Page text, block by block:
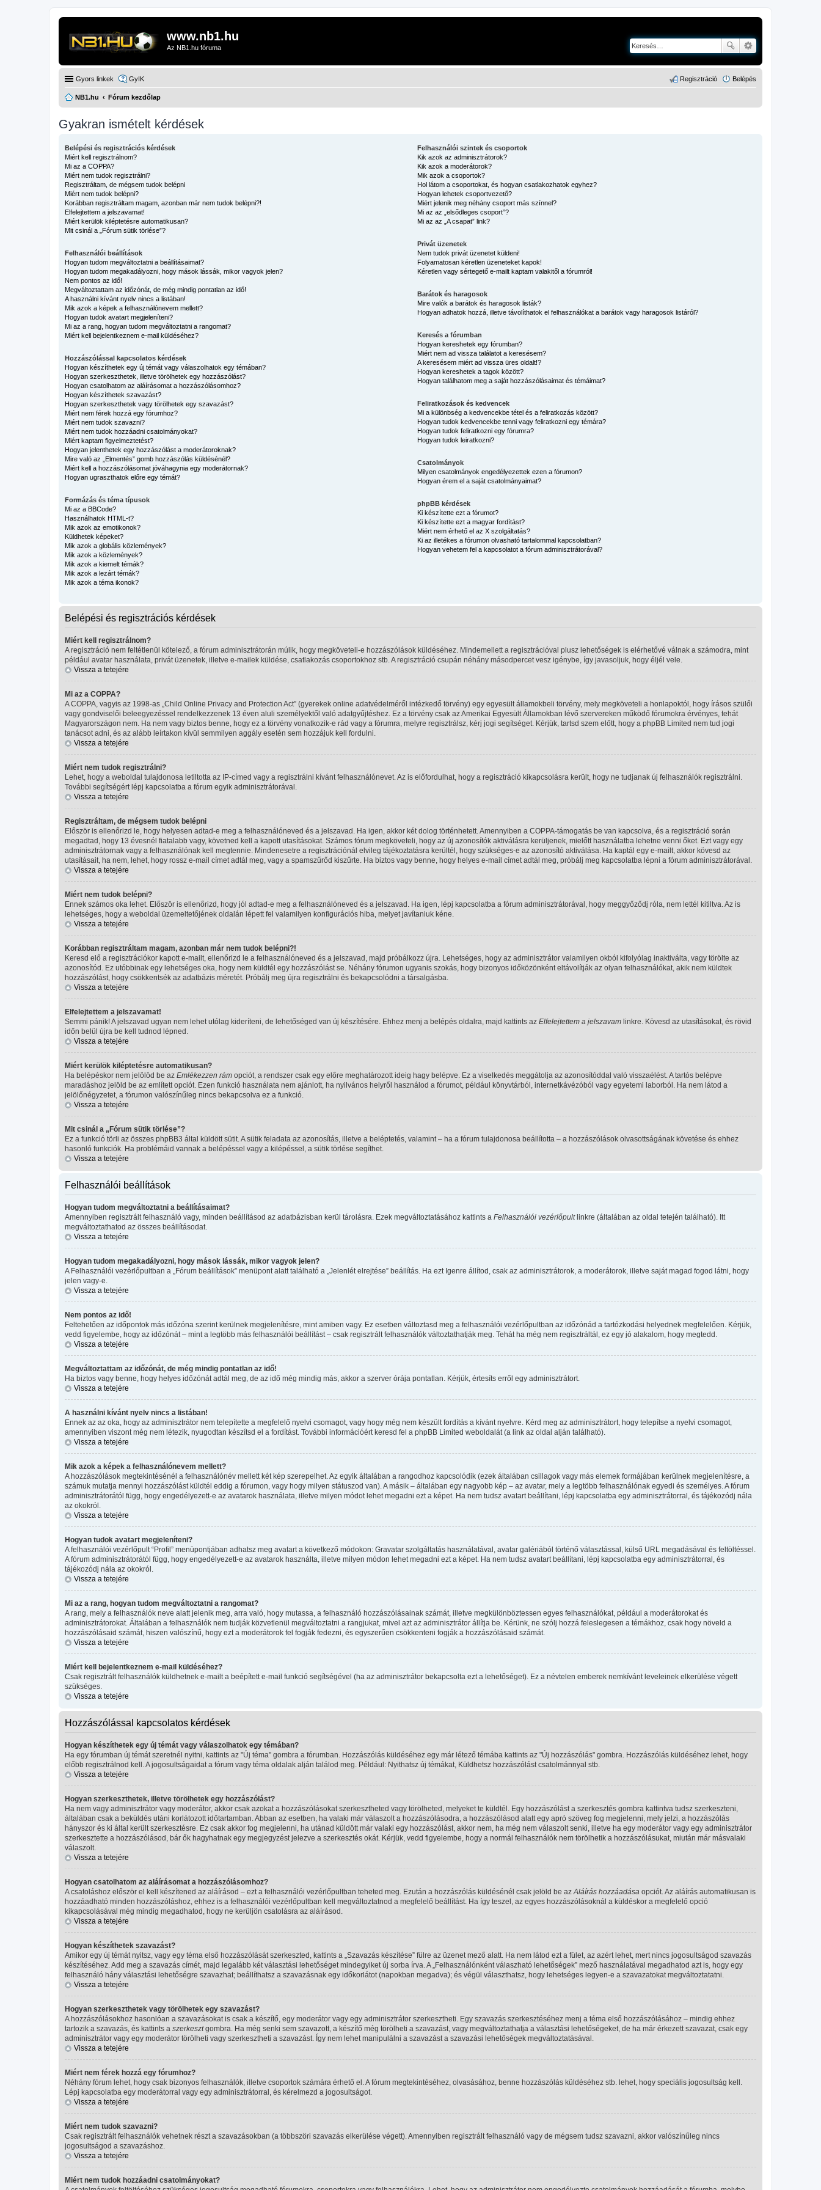
www.nb1.hu
Az NB1.hu fóruma
Gyors linkek GyIK Belépés
Regisztráció
NB1.hu Fórum kezdőlap
Gyakran ismételt kérdések
Belépési és regisztrációs kérdések
Miért kell regisztrálnom?
Mi az a COPPA?
Miért nem tudok regisztrálni?
Regisztráltam, de mégsem tudok belépni
Miért nem tudok belépni?
Korábban regisztráltam magam, azonban már nem tudok belépni?!
Elfelejtettem a jelszavamat!
Miért kerülök kiléptetésre automatikusan?
Mit csinál a „Fórum sütik törlése”?
Felhasználói beállítások
Hogyan tudom megváltoztatni a beállításaimat?
Hogyan tudom megakadályozni, hogy mások lássák, mikor vagyok jelen?
Nem pontos az idő!
Megváltoztattam az időzónát, de még mindig pontatlan az idő!
A használni kívánt nyelv nincs a listában!
Mik azok a képek a felhasználónevem mellett?
Hogyan tudok avatart megjeleníteni?
Mi az a rang, hogyan tudom megváltoztatni a rangomat?
Miért kell bejelentkeznem e-mail küldéséhez?
Hozzászólással kapcsolatos kérdések
Hogyan készíthetek egy új témát vagy válaszolhatok egy témában?
Hogyan szerkeszthetek, illetve törölhetek egy hozzászólást?
Hogyan csatolhatom az aláírásomat a hozzászólásomhoz?
Hogyan készíthetek szavazást?
Hogyan szerkeszthetek vagy törölhetek egy szavazást?
Miért nem férek hozzá egy fórumhoz?
Miért nem tudok szavazni?
Miért nem tudok hozzáadni csatolmányokat?
Miért kaptam figyelmeztetést?
Hogyan jelenthetek egy hozzászólást a moderátoroknak?
Mire való az „Elmentés” gomb hozzászólás küldésénél?
Miért kell a hozzászólásomat jóváhagynia egy moderátornak?
Hogyan ugraszthatok előre egy témát?
Formázás és téma típusok
Mi az a BBCode?
Használhatok HTML-t?
Mik azok az emotikonok?
Küldhetek képeket?
Mik azok a globális közlemények?
Mik azok a közlemények?
Mik azok a kiemelt témák?
Mik azok a lezárt témák?
Mik azok a téma ikonok?
Felhasználói szintek és csoportok
Kik azok az adminisztrátorok?
Kik azok a moderátorok?
Mik azok a csoportok?
Hol látom a csoportokat, és hogyan csatlakozhatok egyhez?
Hogyan lehetek csoportvezető?
Miért jelenik meg néhány csoport más színnel?
Mi az az „elsődleges csoport”?
Mi az az „A csapat” link?
Privát üzenetek
Nem tudok privát üzenetet küldeni!
Folyamatosan kéretlen üzeneteket kapok!
Kéretlen vagy sértegető e-mailt kaptam valakitől a fórumról!
Barátok és haragosok
Mire valók a barátok és haragosok listák?
Hogyan adhatok hozzá, illetve távolíthatok el felhasználókat a barátok vagy haragosok listáról?
Keresés a fórumban
Hogyan kereshetek egy fórumban?
Miért nem ad vissza találatot a keresésem?
A keresésem miért ad vissza üres oldalt!?
Hogyan kereshetek a tagok között?
Hogyan találhatom meg a saját hozzászólásaimat és témáimat?
Feliratkozások és kedvencek
Mi a különbség a kedvencekbe tétel és a feliratkozás között?
Hogyan tudok kedvencekbe tenni vagy feliratkozni egy témára?
Hogyan tudok feliratkozni egy fórumra?
Hogyan tudok leiratkozni?
Csatolmányok
Milyen csatolmányok engedélyezettek ezen a fórumon?
Hogyan érem el a saját csatolmányaimat?
phpBB kérdések
Ki készítette ezt a fórumot?
Ki készítette ezt a magyar fordítást?
Miért nem érhető el az X szolgáltatás?
Ki az illetékes a fórumon olvasható tartalommal kapcsolatban?
Hogyan vehetem fel a kapcsolatot a fórum adminisztrátorával?
Belépési és regisztrációs kérdések
Miért kell regisztrálnom?
A regisztráció nem feltétlenül kötelező, a fórum adminisztrátorán múlik, hogy megköveteli-e hozzászólások küldéséhez. Mindemellett a regisztrációval plusz lehetőségek is elérhetővé válnak a számodra, mint
például avatar használata, privát üzenetek, illetve e-mailek küldése, csatlakozás csoportokhoz stb. A regisztráció csupán néhány másodpercet vesz igénybe, így javasoljuk, hogy éljél vele.
Vissza a tetejére
Mi az a COPPA?
A COPPA, vagyis az 1998-as „Child Online Privacy and Protection Act” (gyerekek online adatvédelméről intézkedő törvény) egy egyesült államokbeli törvény, mely megköveteli a honlapoktól, hogy írásos szülői
vagy gondviselői beleegyezéssel rendelkezzenek 13 éven aluli személyektől való adatgyűjtéshez. Ez a törvény csak az Amerikai Egyesült Államokban lévő szervereken működő fórumokra érvényes, tehát
Magyarországon nem. Ha nem vagy biztos benne, hogy ez a törvény vonatkozik-e rád vagy a fórumra, melyre regisztrálsz, kérj jogi segítséget. Kérjük, tartsd szem előtt, hogy a phpBB Limited nem tud jogi
tanácsot adni, és az alább leírtakon kívül semmilyen aggály esetén sem hozzájuk kell fordulni.
Vissza a tetejére
Miért nem tudok regisztrálni?
Lehet, hogy a weboldal tulajdonosa letiltotta az IP-címed vagy a regisztrálni kívánt felhasználónevet. Az is előfordulhat, hogy a regisztráció kikapcsolásra került, hogy ne tudjanak új felhasználók regisztrálni.
További segítségért lépj kapcsolatba a fórum egyik adminisztrátorával.
Vissza a tetejére
Regisztráltam, de mégsem tudok belépni
Először is ellenőrizd le, hogy helyesen adtad-e meg a felhasználóneved és a jelszavad. Ha igen, akkor két dolog történhetett. Amennyiben a COPPA-támogatás be van kapcsolva, és a regisztráció során
megadtad, hogy 13 évesnél fiatalabb vagy, követned kell a kapott utasításokat. Számos fórum megköveteli, hogy az új azonosítók aktiválásra kerüljenek, mielőtt használatba lehetne venni őket. Ezt vagy egy
adminisztrátornak vagy a felhasználónak kell megtennie. Mindenesetre a regisztrációnál elvileg tájékoztatásra kerültél, hogy szükséges-e az azonosító aktiválása. Ha kaptál egy e-mailt, akkor kövesd az
utasításait, ha nem, lehet, hogy rossz e-mail címet adtál meg, vagy a spamszűrőd kiszűrte. Ha biztos vagy benne, hogy helyes e-mail címet adtál meg, próbálj meg kapcsolatba lépni a fórum adminisztrátorával.
Vissza a tetejére
Miért nem tudok belépni?
Ennek számos oka lehet. Először is ellenőrizd, hogy jól adtad-e meg a felhasználóneved és a jelszavad. Ha igen, lépj kapcsolatba a fórum adminisztrátorával, hogy meggyőződj róla, nem lettél kitiltva. Az is
lehetséges, hogy a weboldal üzemeltetőjének oldalán lépett fel valamilyen konfigurációs hiba, melyet javítaniuk kéne.
Vissza a tetejére
Korábban regisztráltam magam, azonban már nem tudok belépni?!
Keresd elő a regisztrációkor kapott e-mailt, ellenőrizd le a felhasználóneved és a jelszavad, majd próbálkozz újra. Lehetséges, hogy az adminisztrátor valamilyen okból kifolyólag inaktiválta, vagy törölte az
azonosítód. Ez utóbbinak egy lehetséges oka, hogy nem küldtél egy hozzászólást se. Néhány fórumon ugyanis szokás, hogy bizonyos időközönként eltávolítják az olyan felhasználókat, akik nem küldtek
hozzászólást, hogy csökkentsék az adatbázis méretét. Próbálj meg újra regisztrálni és bekapcsolódni a társalgásba.
Vissza a tetejére
Elfelejtettem a jelszavamat!
Semmi pánik! A jelszavad ugyan nem lehet utólag kideríteni, de lehetőséged van új készítésére. Ehhez menj a belépés oldalra, majd kattints az Elfelejtettem a jelszavam linkre. Kövesd az utasításokat, és rövid
időn belül újra be kell tudnod lépned.
Vissza a tetejére
Miért kerülök kiléptetésre automatikusan?
Ha belépéskor nem jelölöd be az Emlékezzen rám opciót, a rendszer csak egy előre meghatározott ideig hagy belépve. Ez a viselkedés meggátolja az azonosítóddal való visszaélést. A tartós belépve
maradáshoz jelöld be az említett opciót. Ezen funkció használata nem ajánlott, ha nyilvános helyről használod a fórumot, például könyvtárból, internetkávézóból vagy egyetemi laborból. Ha nem látod a
jelölőnégyzetet, a fórumon valószínűleg nincs bekapcsolva ez a funkció.
Vissza a tetejére
Mit csinál a „Fórum sütik törlése”?
Ez a funkció törli az összes phpBB3 által küldött sütit. A sütik feladata az azonosítás, illetve a beléptetés, valamint – ha a fórum tulajdonosa beállította – a hozzászólások olvasottságának követése és ehhez
hasonló funkciók. Ha problémáid vannak a belépéssel vagy a kilépéssel, a sütik törlése segíthet.
Vissza a tetejére
Felhasználói beállítások
Hogyan tudom megváltoztatni a beállításaimat?
Amennyiben regisztrált felhasználó vagy, minden beállításod az adatbázisban kerül tárolásra. Ezek megváltoztatásához kattints a Felhasználói vezérlőpultlinkre (általában az oldal tetején található). Itt
megváltoztathatod az összes beállításodat.
Vissza a tetejére
Hogyan tudom megakadályozni, hogy mások lássák, mikor vagyok jelen?
A Felhasználói vezérlőpultban a „Fórum beállítások” menüpont alatt található a „Jelenlét elrejtése” beállítás. Ha ezt Igenre állítod, csak az adminisztrátorok, a moderátorok, illetve saját magad fogod látni, hogy
jelen vagy-e.
Vissza a tetejére
Nem pontos az idő!
Feltehetően az időpontok más időzóna szerint kerülnek megjelenítésre, mint amiben vagy. Ez esetben változtasd meg a felhasználói vezérlőpultban az időzónád a tartózkodási helyednek megfelelően. Kérjük,
vedd figyelembe, hogy az időzónát – mint a legtöbb más felhasználói beállítást – csak regisztrált felhasználók változtathatják meg. Tehát ha még nem regisztráltál, ez egy jó alakalom, hogy megtedd.
Vissza a tetejére
Megváltoztattam az időzónát, de még mindig pontatlan az idő!
Ha biztos vagy benne, hogy helyes időzónát adtál meg, de az idő még mindig más, akkor a szerver órája pontatlan. Kérjük, értesíts erről egy adminisztrátort.
Vissza a tetejére
A használni kívánt nyelv nincs a listában!
Ennek az az oka, hogy az adminisztrátor nem telepítette a megfelelő nyelvi csomagot, vagy hogy még nem készült fordítás a kívánt nyelvre. Kérd meg az adminisztrátort, hogy telepítse a nyelvi csomagot,
amennyiben viszont még nem létezik, nyugodtan készítsd el a fordítást. További információért keresd fel a phpBB Limited weboldalát (a link az oldal alján található).
Vissza a tetejére
Mik azok a képek a felhasználónevem mellett?
A hozzászólások megtekintésénél a felhasználónév mellett két kép szerepelhet. Az egyik általában a rangodhoz kapcsolódik (ezek általában csillagok vagy más elemek formájában kerülnek megjelenítésre, a
számuk mutatja mennyi hozzászólást küldtél eddig a fórumon, vagy hogy milyen státuszod van). A másik – általában egy nagyobb kép – az avatar, mely a legtöbb felhasználónak egyedi és személyes. A fórum
adminisztrátorától függ, hogy engedélyezett-e az avatarok használata, illetve milyen módot lehet megadni ezt a képet. Ha nem tudsz avatart beállítani, lépj kapcsolatba egy adminisztrátorral, és tájékozódj nála
az okokról.
Vissza a tetejére
Hogyan tudok avatart megjeleníteni?
A felhasználói vezérlőpult “Profil” menüpontjában adhatsz meg avatart a következő módokon: Gravatar szolgáltatás használatával, avatar galériából történő választással, külső URL megadásával és feltöltéssel.
A fórum adminisztrátorától függ, hogy engedélyezett-e az avatarok használta, illetve milyen módon lehet megadni ezt a képet. Ha nem tudsz avatart beállítani, lépj kapcsolatba egy adminisztrátorral, és
tájékozódj nála az okokról.
Vissza a tetejére
Mi az a rang, hogyan tudom megváltoztatni a rangomat?
A rang, mely a felhasználók neve alatt jelenik meg, arra való, hogy mutassa, a felhasználó hozzászólásainak számát, illetve megkülönböztessen egyes felhasználókat, például a moderátorokat és
adminisztrátorokat. Általában a felhasználók nem tudják közvetlenül megváltoztatni a rangjukat, mivel azt az adminisztrátor állítja be. Kérünk, ne szólj hozzá feleslegesen a témákhoz, csak hogy növeld a
hozzászólásaid számát, hiszen valószínű, hogy ezt a moderátorok fel fogják fedezni, és egyszerűen csökkenteni fogják a hozzászólásaid számát.
Vissza a tetejére
Miért kell bejelentkeznem e-mail küldéséhez?
Csak regisztrált felhasználók küldhetnek e-mailt a beépített e-mail funkció segítségével (ha az adminisztrátor bekapcsolta ezt a lehetőséget). Ez a névtelen emberek nemkívánt leveleinek elkerülése végett
szükséges.
Vissza a tetejére
Hozzászólással kapcsolatos kérdések
Hogyan készíthetek egy új témát vagy válaszolhatok egy témában?
Ha egy fórumban új témát szeretnél nyitni, kattints az "Új téma" gombra a fórumban. Hozzászólás küldéséhez egy már létező témába kattints az "Új hozzászólás" gombra. Hozzászólás küldéséhez lehet, hogy
előbb regisztrálnod kell. A jogosultságaidat a fórum vagy téma oldalak alján találod meg. Például: Nyithatsz új témákat, Küldhetsz hozzászólást csatolmánnyal stb.
Vissza a tetejére
Hogyan szerkeszthetek, illetve törölhetek egy hozzászólást?
Ha nem vagy adminisztrátor vagy moderátor, akkor csak azokat a hozzászólásokat szerkesztheted vagy törölheted, melyeket te küldtél. Egy hozzászólást a szerkesztés gombra kattintva tudsz szerkeszteni,
általában csak a beküldés utáni korlátozott időtartamban. Abban az esetben, ha valaki már válaszolt a hozzászólásodra, a hozzászólásod alatt egy apró szöveg fog megjelenni, mely jelzi, a hozzászólás
hányszor és ki által került szerkesztésre. Ez csak akkor fog megjelenni, ha utánad küldött már valaki egy hozzászólást, akkor nem, ha még nem válaszolt senki, illetve ha egy moderátor vagy egy adminisztrátor
szerkesztette a hozzászólásod, bár ők hagyhatnak egy megjegyzést jelezve a szerkesztés okát. Kérjük, vedd figyelembe, hogy a normál felhasználók nem törölhetik a hozzászólásukat, miután már másvalaki
válaszolt.
Vissza a tetejére
Hogyan csatolhatom az aláírásomat a hozzászólásomhoz?
A csatoláshoz először el kell készítened az aláírásod – ezt a felhasználói vezérlőpultban teheted meg. Ezután a hozzászólás küldésénél csak jelöld be az Aláírás hozzáadása opciót. Az aláírás automatikusan is
hozzáadható minden hozzászóláshoz, ehhez is a felhasználói vezérlőpultban kell megváltoztatnod a megfelelő beállítást. Ha így teszel, az egyes hozzászólásoknál a küldéskor a megfelelő opció
kikapcsolásával még mindig megadhatod, hogy ne kerüljön csatolásra az aláírásod.
Vissza a tetejére
Hogyan készíthetek szavazást?
Amikor egy új témát nyitsz, vagy egy téma első hozzászólását szerkeszted, kattints a „Szavazás készítése” fülre az üzenet mező alatt. Ha nem látod ezt a fület, az azért lehet, mert nincs jogosultságod szavazás
készítéséhez. Add meg a szavazás címét, majd legalább két választási lehetőséget mindegyiket új sorba írva. A „Felhasználónként válaszható lehetőségek” mező használatával megadhatod azt is, hogy egy
felhasználó hány választási lehetőségre szavazhat; beállíthatsz a szavazásnak egy időkorlátot (napokban megadva); és végül választhatsz, hogy lehetséges legyen-e a szavazatokat megváltoztatatni.
Vissza a tetejére
Hogyan szerkeszthetek vagy törölhetek egy szavazást?
A hozzászólásokhoz hasonlóan a szavazásokat is csak a készítő, egy moderátor vagy egy adminisztrátor szerkesztheti. Egy szavazás szerkesztéséhez menj a téma első hozzászólásához – mindig ehhez
tartozik a szavazás, és kattints a szerkesztgombra. Ha még senki sem szavazott, a készítő még törölheti a szavazást, vagy megváltoztathatja a választási lehetőségeket, de ha már érkezett szavazat, csak egy
adminisztrátor vagy egy moderátor törölheti vagy szerkesztheti a szavazást. Így nem lehet manipulálni a szavazást a szavazási lehetőségek megváltoztatásával.
Vissza a tetejére
Miért nem férek hozzá egy fórumhoz?
Néhány fórum lehet, hogy csak bizonyos felhasználók, illetve csoportok számára érhető el. A fórum megtekintéséhez, olvasásához, benne hozzászólás küldéséhez stb. lehet, hogy speciális jogosultság kell.
Lépj kapcsolatba egy moderátorral vagy egy adminisztrátorral, és kérelmezd a jogosultságot.
Vissza a tetejére
Miért nem tudok szavazni?
Csak regisztrált felhasználók vehetnek részt a szavazásokban (a többszöri szavazás elkerülése végett). Amennyiben regisztrált felhasználó vagy de mégsem tudsz szavazni, akkor valószínűleg nincs
jogosultságod a szavazáshoz.
Vissza a tetejére
Miért nem tudok hozzáadni csatolmányokat?